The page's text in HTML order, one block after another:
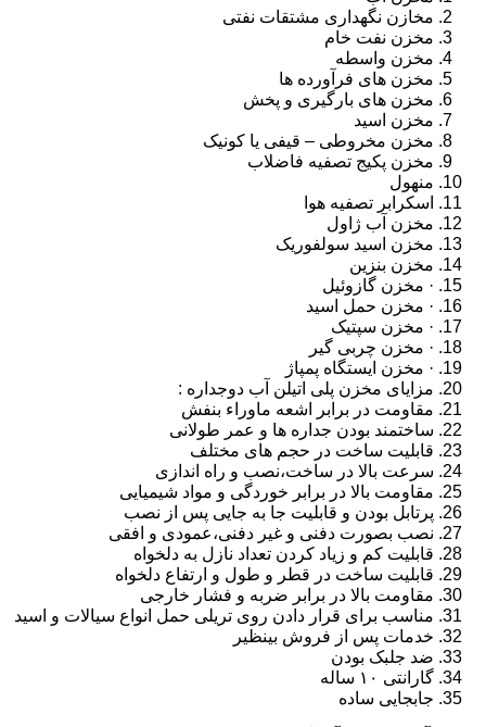
مخازن نگهداری مشتقات نفتی
مخزن نفت خام
مخزن واسطه
مخزن های فرآورده ها
مخزن های بارگیری و پخش
مخزن اسید
مخزن مخروطی – قیفی یا کونیک
مخزن پکیج تصفیه فاضلاب
منهول
اسکرابر تصفیه هوا
مخزن آب ژاول
مخزن اسید سولفوریک
مخزن بنزین
· مخزن گازوئیل
· مخزن حمل اسید
· مخزن سپتیک
· مخزن چربی گیر
· مخزن ایستگاه پمپاژ
مزایای مخزن پلی اتیلن آب دوجداره :
مقاومت در برابر اشعه ماوراء بنفش
ساختمند بودن جداره ها و عمر طولانی
قابلیت ساخت در حجم های مختلف
سرعت بالا در ساخت،نصب و راه اندازی
مقاومت بالا در برابر خوردگی و مواد شیمیایی
پرتابل بودن و قابلیت جا به جایی پس از نصب
نصب بصورت دفنی و غیر دفنی،عمودی و افقی
قابلیت کم و زیاد کردن تعداد نازل به دلخواه
قابلیت ساخت در قطر و طول و ارتفاع دلخواه
مقاومت بالا در برابر ضربه و فشار خارجی
مناسب برای قرار دادن روی تریلی حمل انواع سیالات و اسید
خدمات پس از فروش بینظیر
ضد جلبک بودن
گارانتی ۱۰ ساله
جابجایی ساده